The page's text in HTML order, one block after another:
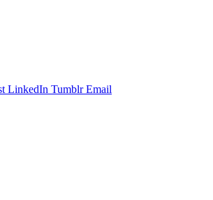
LinkedIn Tumblr Email